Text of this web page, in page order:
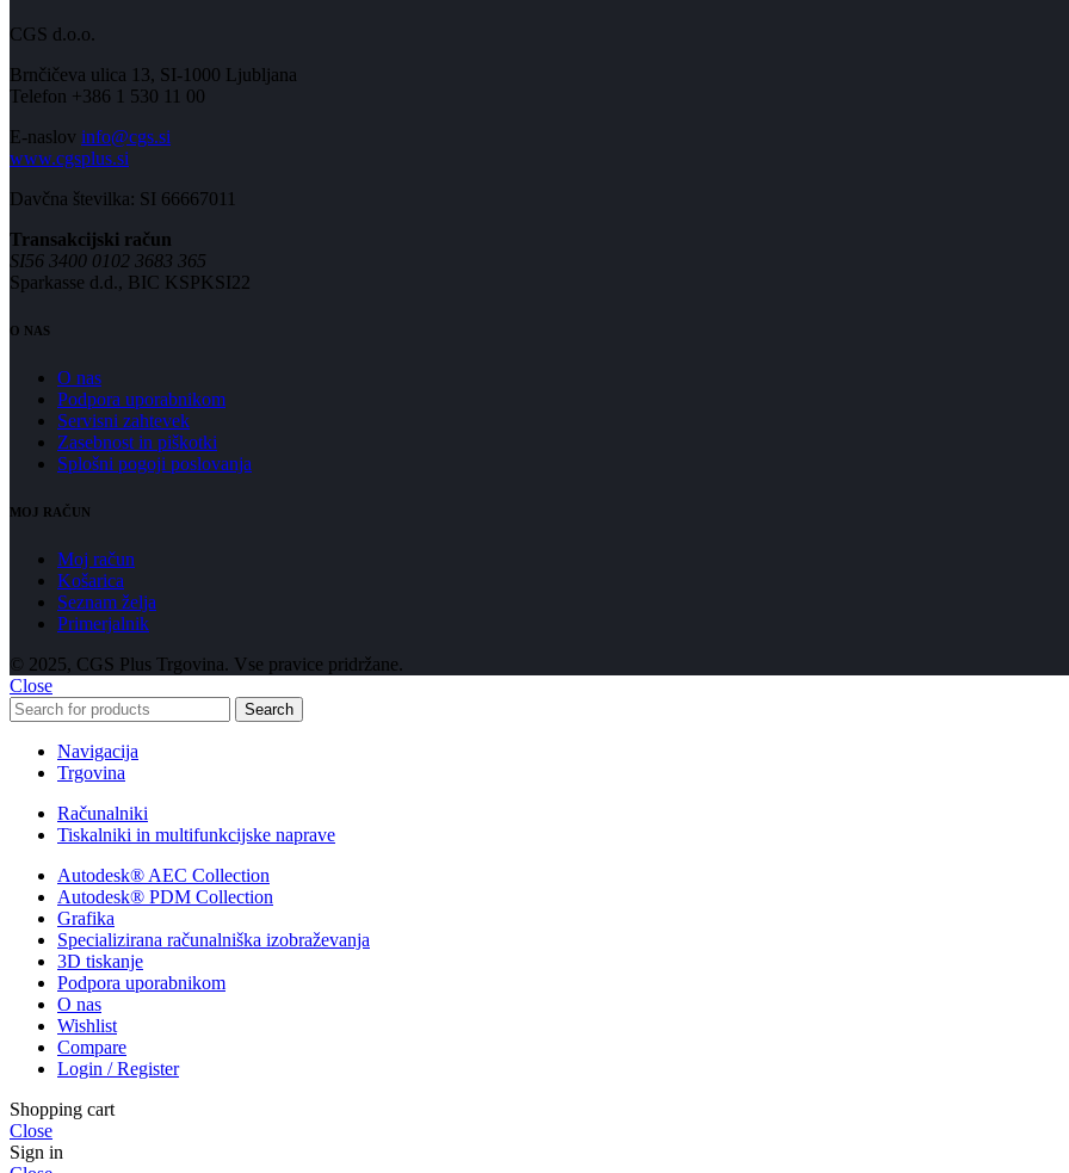
CGS d.o.o.
Brnčičeva ulica 13, SI-1000 Ljubljana
Telefon +386 1 530 11 00
E-naslov info@cgs.si
www.cgsplus.si
Davčna številka: SI 66667011
Transakcijski račun
SI56 3400 0102 3683 365
Sparkasse d.d., BIC KSPKSI22
O NAS
O nas
Podpora uporabnikom
Servisni zahtevek
Zasebnost in piškotki
Splošni pogoji poslovanja
MOJ RAČUN
Moj račun
Košarica
Seznam želja
Primerjalnik
© 2025, CGS Plus Trgovina. Vse pravice pridržane.
Close
Search
Navigacija
Trgovina
Računalniki
Tiskalniki in multifunkcijske naprave
Autodesk® AEC Collection
Autodesk® PDM Collection
Grafika
Specializirana računalniška izobraževanja
3D tiskanje
Podpora uporabnikom
O nas
Wishlist
Compare
Login / Register
Shopping cart
Close
Sign in